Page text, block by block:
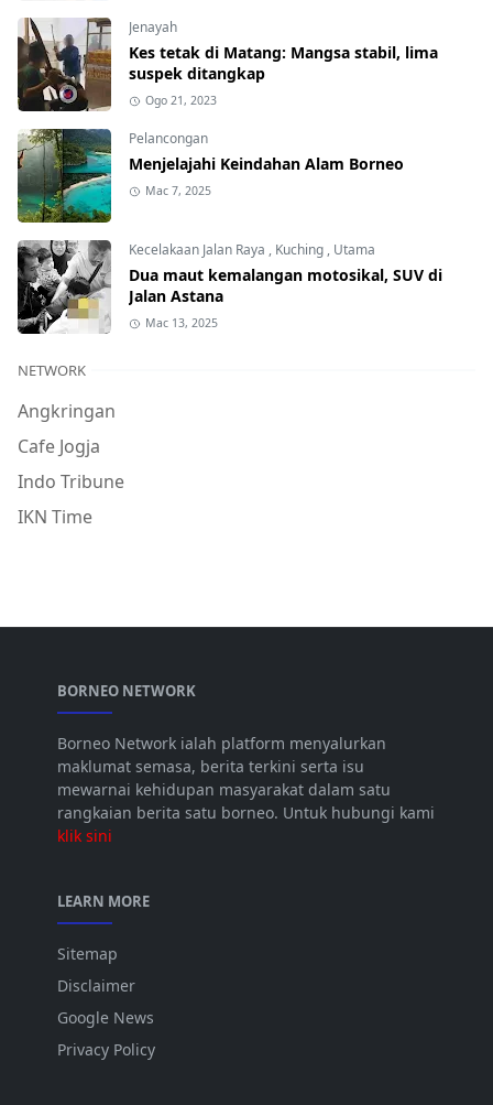
Jenayah
Kes tetak di Matang: Mangsa stabil, lima
suspek ditangkap
Ogo 21, 2023
Pelancongan
Menjelajahi Keindahan Alam Borneo
Mac 7, 2025
Kecelakaan Jalan Raya , Kuching, Utama
Dua maut kemalangan motosikal, SUV di
Jalan Astana
Mac 13, 2025
NETWORK
Angkringan
Cafe Jogja
Indo Tribune
IKN Time
BORNEO NETWORK
Borneo Network ialah platform menyalurkan
maklumat semasa, berita terkini serta isu
mewarnai kehidupan masyarakat dalam satu
rangkaian berita satu borneo. Untuk hubungi kami
klik sini
LEARN MORE
Sitemap
Disclaimer
Google News
Privacy Policy